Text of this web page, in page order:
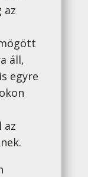
az
áll,
egyre
az